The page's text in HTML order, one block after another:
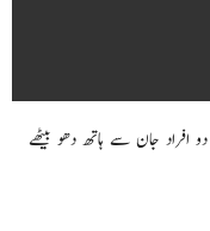
جان سے ہاتھ دھو بیٹھے